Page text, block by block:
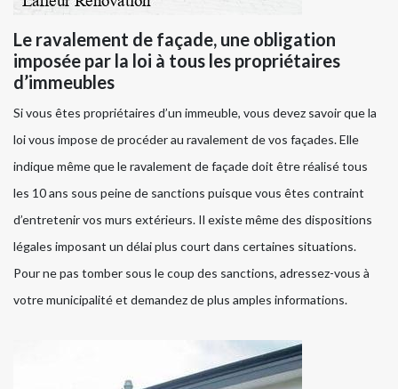
Le ravalement de façade, une obligation
imposée par la loi à tous les propriétaires
d’immeubles
Si vous êtes propriétaires d’un immeuble, vous devez savoir que la
loi vous impose de procéder au ravalement de vos façades. Elle
indique même que le ravalement de façade doit être réalisé tous
les 10 ans sous peine de sanctions puisque vous êtes contraint
d’entretenir vos murs extérieurs. Il existe même des dispositions
légales imposant un délai plus court dans certaines situations.
Pour ne pas tomber sous le coup des sanctions, adressez-vous à
votre municipalité et demandez de plus amples informations.